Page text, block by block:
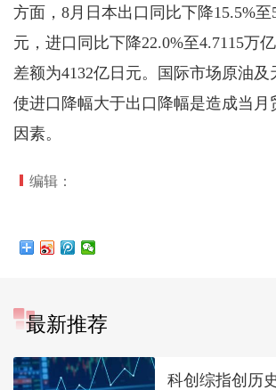
方面，8月日本出口同比下降15.5%至
元，进口同比下降22.0%至4.7115万
差额为4132亿日元。国际市场原油及
使进口降幅大于出口降幅是造成当月
因素。
编辑：
最新推荐
科创综指创历